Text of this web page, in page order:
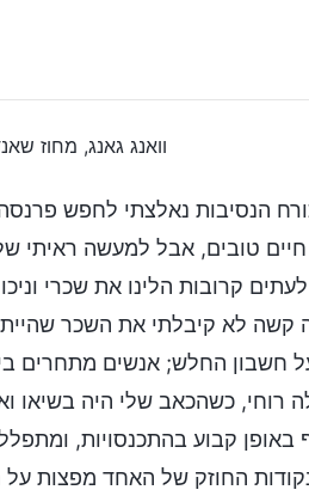
וואנג גאנג, מחוז
הנסיבות נאלצתי לחפש
טובים, אבל למעשה ראיתי
לעתים קרובות הלינו את שכרי
קשה לא קיבלתי את השכר
חשבון החלש; אנשים מתחרים
כשהכאב שלי היה בשיאו
באופן קבוע בהתכנסויות,
החוזק של האחד מפצות